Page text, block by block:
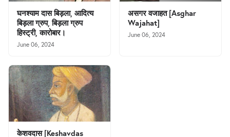
घनश्याम दास बिड़ला, आदित्य
बिड़ला ग्रुप, बिड़ला ग्रुप
हिस्ट्री, कारोबार।
June 06, 2024
असगर वजाहत [Asghar
Wajahat]
June 06, 2024
केशवदास [Keshavdas